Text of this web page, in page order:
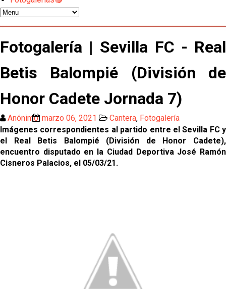
Celta y Rayo agitan el mercado de La Liga
Previa | El Sevilla FC cierra la pretemporada con el
exigente choque ante el Bayer Leverkusen
El Sevilla pone sus ojos en Ellyes Skhiri
Patrick Mercado no jugará en el Sevilla FC
El Sevilla FC pregunta al Atlético de Madrid por la
situación de Iker Luque
Nico Guillén:"Es importante que el equipo sea una
Miguel Sierra: La temporada pasada se vio
reflejado que podemos tirar para delante y
Diomande ya es madridista mientras Rodri agita el
Fotogalería | Sevilla FC - Real
Betis Balompié (División de
Honor Cadete Jornada 7)
Anónimo marzo 06, 2021 Cantera, Fotogalería
Imágenes correspondientes al partido entre el Sevilla FC y
el Real Betis Balompié (División de Honor Cadete),
encuentro disputado en la Ciudad Deportiva José Ramón
Cisneros Palacios, el 05/03/21.